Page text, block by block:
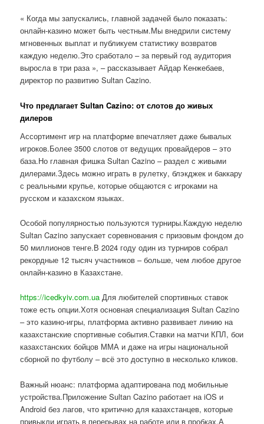
« Когда мы запускались, главной задачей было показать:
онлайн-казино может быть честным.Мы внедрили систему
мгновенных выплат и публикуем статистику возвратов
каждую неделю.Это сработало – за первый год аудитория
выросла в три раза », – рассказывает Айдар Кенжебаев,
директор по развитию Sultan Cazino.
Что предлагает Sultan Cazino: от слотов до живых
дилеров
Ассортимент игр на платформе впечатляет даже бывалых
игроков.Более 3500 слотов от ведущих провайдеров – это
база.Но главная фишка Sultan Cazino – раздел с живыми
дилерами.Здесь можно играть в рулетку, блэкджек и баккару
с реальными крупье, которые общаются с игроками на
русском и казахском языках.
Особой популярностью пользуются турниры.Каждую неделю
Sultan Cazino запускает соревнования с призовым фондом до
50 миллионов тенге.В 2024 году один из турниров собрал
рекордные 12 тысяч участников – больше, чем любое другое
онлайн-казино в Казахстане.
https://icedkyiv.com.ua Для любителей спортивных ставок
тоже есть опции.Хотя основная специализация Sultan Cazino
– это казино-игры, платформа активно развивает линию на
казахстанские спортивные события.Ставки на матчи КПЛ, бои
казахстанских бойцов ММА и даже на игры национальной
сборной по футболу – всё это доступно в несколько кликов.
Важный нюанс: платформа адаптирована под мобильные
устройства.Приложение Sultan Cazino работает на iOS и
Android без лагов, что критично для казахстанцев, которые
привыкли играть в перерывах на работе или в пробках.А